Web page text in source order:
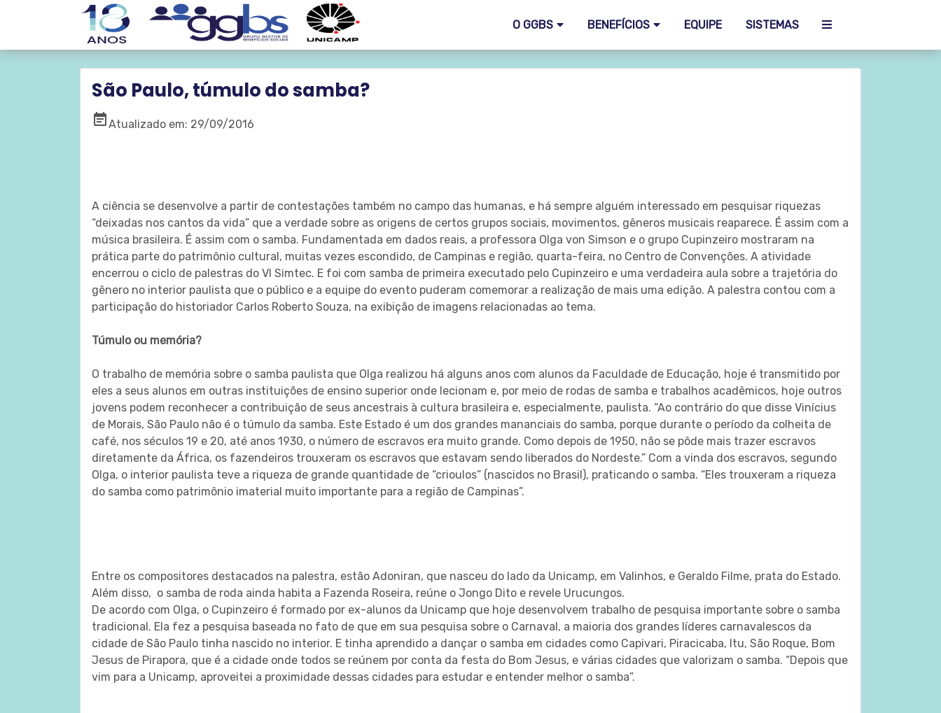
O GGBS BENEFÍCIOS EQUIPE SISTEMAS
​São Paulo, túmulo do samba?
event_noteAtualizado em: 29/09/2016
A ciência se desenvolve a partir de contestações também no campo das humanas, e há sempre alguém interessado em pesquisar riquezas
“deixadas nos cantos da vida” que a verdade sobre as origens de certos grupos sociais, movimentos, gêneros musicais reaparece. É assim com a
música brasileira. É assim com o samba. Fundamentada em dados reais, a professora Olga von Simson e o grupo Cupinzeiro mostraram na
prática parte do patrimônio cultural, muitas vezes escondido, de Campinas e região, quarta-feira, no Centro de Convenções. A atividade
encerrou o ciclo de palestras do VI Simtec. E foi com samba de primeira executado pelo Cupinzeiro e uma verdadeira aula sobre a trajetória do
gênero no interior paulista que o público e a equipe do evento puderam comemorar a realização de mais uma edição. A palestra contou com a
participação do historiador Carlos Roberto Souza, na exibição de imagens relacionadas ao tema.
Túmulo ou memória?
O trabalho de memória sobre o samba paulista que Olga realizou há alguns anos com alunos da Faculdade de Educação, hoje é transmitido por
eles a seus alunos em outras instituições de ensino superior onde lecionam e, por meio de rodas de samba e trabalhos acadêmicos, hoje outros
jovens podem reconhecer a contribuição de seus ancestrais à cultura brasileira e, especialmente, paulista. “Ao contrário do que disse Vinícius
de Morais, São Paulo não é o túmulo da samba. Este Estado é um dos grandes mananciais do samba, porque durante o período da colheita de
café, nos séculos 19 e 20, até anos 1930, o número de escravos era muito grande. Como depois de 1950, não se pôde mais trazer escravos
diretamente da África, os fazendeiros trouxeram os escravos que estavam sendo liberados do Nordeste.” Com a vinda dos escravos, segundo
Olga, o interior paulista teve a riqueza de grande quantidade de “crioulos” (nascidos no Brasil), praticando o samba. “Eles trouxeram a riqueza
do samba como patrimônio imaterial muito importante para a região de Campinas”.
Entre os compositores destacados na palestra, estão Adoniran, que nasceu do lado da Unicamp, em Valinhos, e Geraldo Filme, prata do Estado.
Além disso, o samba de roda ainda habita a Fazenda Roseira, reúne o Jongo Dito e revele Urucungos.
De acordo com Olga, o Cupinzeiro é formado por ex-alunos da Unicamp que hoje desenvolvem trabalho de pesquisa importante sobre o samba
tradicional. Ela fez a pesquisa baseada no fato de que em sua pesquisa sobre o Carnaval, a maioria dos grandes líderes carnavalescos da
cidade de São Paulo tinha nascido no interior. E tinha aprendido a dançar o samba em cidades como Capivari, Piracicaba, Itu, São Roque, Bom
Jesus de Pirapora, que é a cidade onde todos se reúnem por conta da festa do Bom Jesus, e várias cidades que valorizam o samba. “Depois que
vim para a Unicamp, aproveitei a proximidade dessas cidades para estudar e entender melhor o samba”.